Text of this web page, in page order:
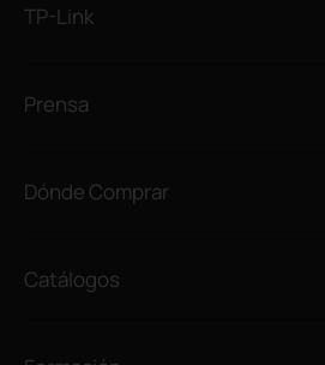
TP-Link
Prensa
Dónde Comprar
Catálogos